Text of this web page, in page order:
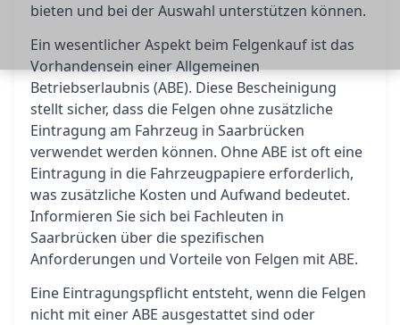
bieten und bei der Auswahl unterstützen können.
Ein wesentlicher Aspekt beim Felgenkauf ist das
Vorhandensein einer Allgemeinen
Betriebserlaubnis (ABE). Diese Bescheinigung
stellt sicher, dass die Felgen ohne zusätzliche
Eintragung am Fahrzeug in Saarbrücken
verwendet werden können. Ohne ABE ist oft eine
Eintragung in die Fahrzeugpapiere erforderlich,
was zusätzliche Kosten und Aufwand bedeutet.
Informieren Sie sich bei Fachleuten in
Saarbrücken über die spezifischen
Anforderungen und Vorteile von Felgen mit ABE.
Eine Eintragungspflicht entsteht, wenn die Felgen
nicht mit einer ABE ausgestattet sind oder